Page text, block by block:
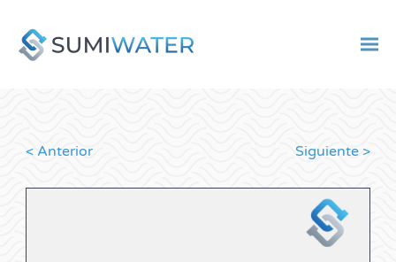
< Anterior Siguiente >